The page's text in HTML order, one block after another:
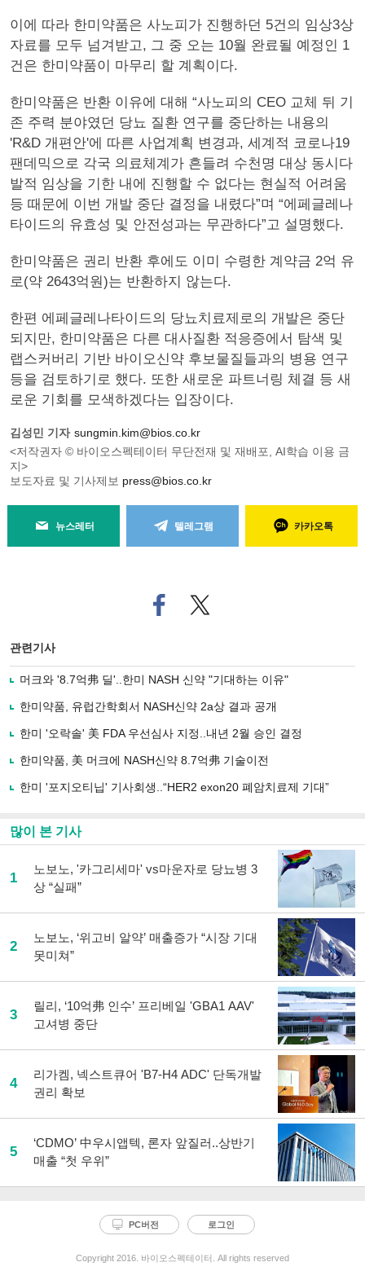
이에 따라 한미약품은 사노피가 진행하던 5건의 임상3상
자료를 모두 넘겨받고, 그 중 오는 10월 완료될 예정인 1
건은 한미약품이 마무리 할 계획이다.
한미약품은 반환 이유에 대해 “사노피의 CEO 교체 뒤 기
존 주력 분야였던 당뇨 질환 연구를 중단하는 내용의
'R&D 개편안'에 따른 사업계획 변경과, 세계적 코로나19
팬데믹으로 각국 의료체계가 흔들려 수천명 대상 동시다
발적 임상을 기한 내에 진행할 수 없다는 현실적 어려움
등 때문에 이번 개발 중단 결정을 내렸다”며 “에페글레나
타이드의 유효성 및 안전성과는 무관하다”고 설명했다.
한미약품은 권리 반환 후에도 이미 수령한 계약금 2억 유
로(약 2643억원)는 반환하지 않는다.
한편 에페글레나타이드의 당뇨치료제로의 개발은 중단
되지만, 한미약품은 다른 대사질환 적응증에서 탐색 및
랩스커버리 기반 바이오신약 후보물질들과의 병용 연구
등을 검토하기로 했다. 또한 새로운 파트너링 체결 등 새
로운 기회를 모색하겠다는 입장이다.
김성민 기자 sungmin.kim@bios.co.kr
<저작권자 © 바이오스펙테이터 무단전재 및 재배포, AI학습 이용 금
지>
보도자료 및 기사제보 press@bios.co.kr
뉴스레터 텔레그램 카카오톡
페
이
로
사
유
기
트위
터로
관련기사
머크와 '8.7억弗 딜'..한미 NASH 신약 "기대하는 이유"
한미약품, 유럽간학회서 NASH신약 2a상 결과 공개
한미 '오락솔' 美 FDA 우선심사 지정..내년 2월 승인 결정
한미약품, 美 머크에 NASH신약 8.7억弗 기술이전
한미 '포지오티닙' 기사회생..“HER2 exon20 폐암치료제 기대”
많이 본 기사
1
노보노, '카그리세마' vs마운자로 당뇨병 3
상 “실패”
2
노보노, ‘위고비 알약’ 매출증가 “시장 기대
못미쳐”
3
릴리, ‘10억弗 인수’ 프리베일 'GBA1 AAV'
고셔병 중단
4
리가켐, 넥스트큐어 'B7-H4 ADC' 단독개발
권리 확보
5
‘CDMO’ 中우시앱텍, 론자 앞질러..상반기
매출 “첫 우위”
PC버전 로그인
Copyright 2016. 바이오스펙테이터. All rights reserved